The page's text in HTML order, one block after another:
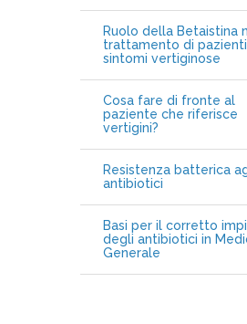
Ruolo della Betaistina
trattamento di
sintomi vertiginose
Cosa fare di fronte al
paziente che riferisce
vertigini?
Resistenza batterica
antibiotici
Basi per il corretto
degli antibiotici in
Generale